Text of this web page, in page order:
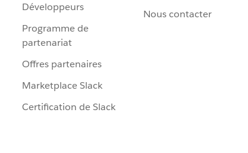
Développeurs
Programme de
partenariat
Offres partenaires
Marketplace Slack
Certification de Slack
Nous contacter